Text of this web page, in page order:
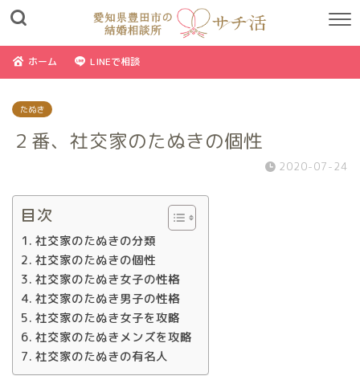
ホーム LINEで相談
たぬき
２番、社交家のたぬきの個性
2020-07-24
目次
社交家のたぬきの分類
社交家のたぬきの個性
社交家のたぬき女子の性格
社交家のたぬき男子の性格
社交家のたぬき女子を攻略
社交家のたぬきメンズを攻略
社交家のたぬきの有名人